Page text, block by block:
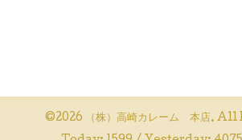
©2026 （株）高崎カレーム 本店. All